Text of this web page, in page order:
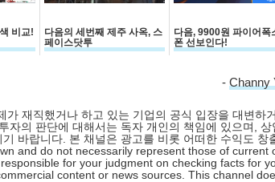
비교!
다음의 세번째 제주 사옥, 스
페이스닷투
다음, 9900원 파이어폭
폰 선보인다!
- Channy
가 재직했거나 하고 있는 기업의 공식 입장을 대변하
자의 판단에 대해서는 독자 개인의 책임에 있으며, 상
바랍니다. 본 채널은 광고를 비롯 어떠한 수익도 창
and do not necessarily represent those of current
for your judgment on checking facts for
content or news sources. This channel